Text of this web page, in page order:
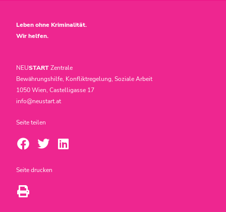
Leben ohne Kriminalität.
Wir helfen.
NEUSTARTZentrale
Bewährungshilfe, Konfliktregelung, Soziale Arbeit
1050 Wien, Castelligasse 17
info@neustart.at
Seite teilen
Seite drucken